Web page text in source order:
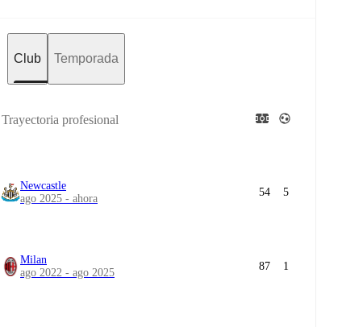
Club Temporada
Trayectoria profesional
Newcastle
ago 2025 - ahora
54 5
Milan
ago 2022 - ago 2025
87 1